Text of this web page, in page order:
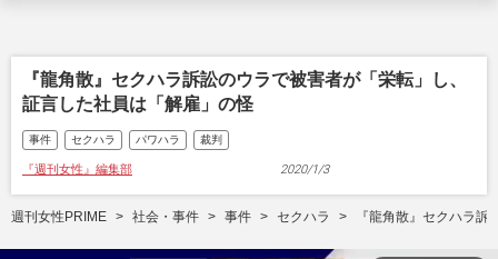
『龍角散』セクハラ訴訟のウラで被害者が「栄転」し、
証言した社員は「解雇」の怪
事件 セクハラ パワハラ 裁判
『週刊女性』編集部 2020/1/3
週刊女性PRIME 社会・事件 事件 セクハラ 『龍角散』セクハラ